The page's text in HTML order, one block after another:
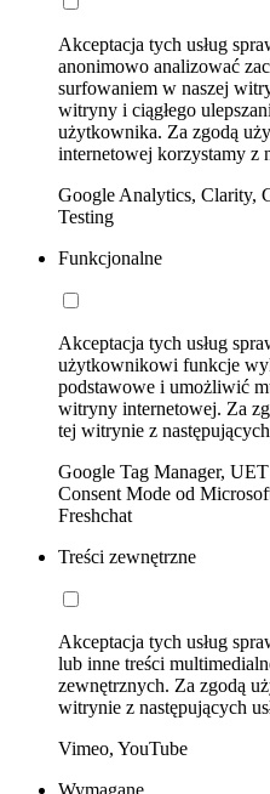
Akceptacja tych usług
anonimowo analizować
surfowaniem w naszej
witryny i ciągłego
użytkownika. Za zgodą
internetowej korzystamy z
Google Analytics, Clarity,
Testing
Funkcjonalne
Akceptacja tych usług
użytkownikowi funkcje
podstawowe i umożliwić
witryny internetowej. Za
tej witrynie z
Google Tag Manager,
Consent Mode od
Freshchat
Treści zewnętrzne
Akceptacja tych usług
lub inne treści
zewnętrznych. Za zgodą
witrynie z następujących
Vimeo, YouTube
Wymagane